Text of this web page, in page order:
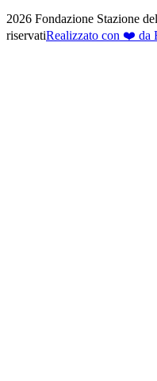
2026 Fondazione Stazione
riservatiRealizzato con ❤️ da